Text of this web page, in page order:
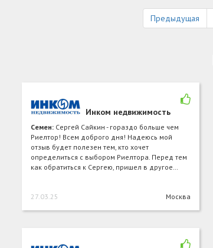
Предыдущая
Инком недвижимость
Семен: Сергей Сайкин - гораздо больше чем
Риелтор! Всем доброго дня! Надеюсь мой
отзыв будет полезен тем, кто хочет
определиться с выбором Риелтора. Перед тем
как обратиться к Сергею, пришел в другое…
27.03.25 Москва